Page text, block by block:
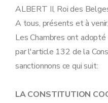
Art. 19
Art. 20
Art. 21
Art. 22
Art. 24
Art. 25
Art. 28
ALBERT II, Roi des
A tous, présents et à
Les Chambres ont
par l'article 132 de la
sanctionnons ce qui suit:
LA CONSTITUTION